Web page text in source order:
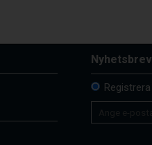
Nyhetsbrev
Registrera